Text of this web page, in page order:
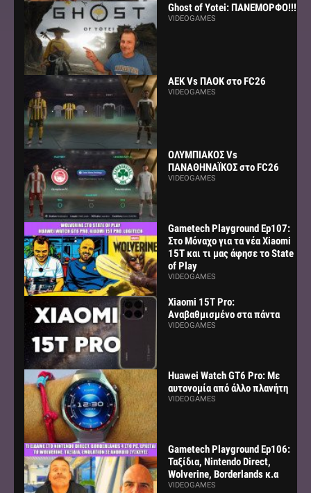
Ghost of Yotei: ΠΑΝΕΜΟΡΦΟ!!!
VIDEOGAMES
AEK Vs ΠΑΟΚ στο FC26
VIDEOGAMES
ΟΛΥΜΠΙΑΚΟΣ Vs
ΠΑΝΑΘΗΝΑΪΚΟΣ στο FC26
VIDEOGAMES
Gametech Playground Ep107:
Στο Μόναχο για τα νέα Xiaomi
15Τ και τι μας άφησε το State
of Play
VIDEOGAMES
Xiaomi 15T Pro:
Αναβαθμισμένο στα πάντα
VIDEOGAMES
Huawei Watch GT6 Pro: Με
αυτονομία από άλλο πλανήτη
VIDEOGAMES
Gametech Playground Ep106:
Ταξίδια, Nintendo Direct,
Wolverine, Borderlands κ.α
VIDEOGAMES